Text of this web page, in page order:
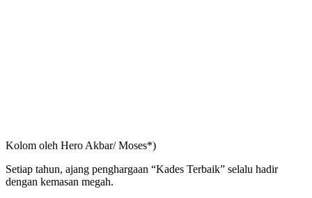
Kolom oleh Hero Akbar/ Moses*)
Setiap tahun, ajang penghargaan “Kades Terbaik” selalu hadir
dengan kemasan megah.